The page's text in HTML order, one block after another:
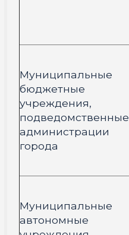
Муниципальные
бюджетные
учреждения,
подведомственные
администрации
города
Муниципальные
автономные